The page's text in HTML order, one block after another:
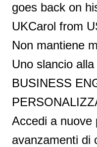
goes back on
UKCarol from
Non mantiene
Uno slancio
BUSINESS
Accedi a nuove
avanzamenti